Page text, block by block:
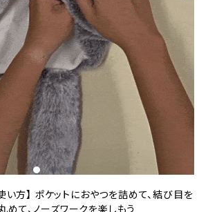
い方】 ポケットにおやつを詰めて、結び目を
めて、ノーズワークを楽しもう